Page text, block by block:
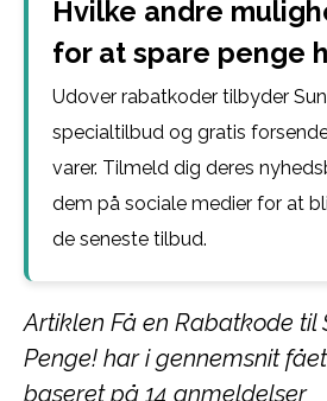
Hvilke andre
for at spare penge
Udover rabatkoder tilbyder
specialtilbud og gratis
varer. Tilmeld dig deres
dem på sociale medier for at
de seneste tilbud.
Artiklen Få en Rabatkode til
Penge! har i gennemsnit fået
baseret på 14 anmeldelser